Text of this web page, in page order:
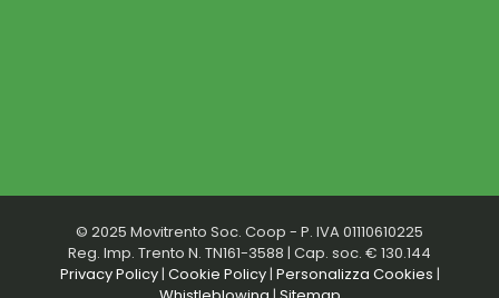
© 2025 Movitrento Soc. Coop - P. IVA 01110610225
Reg. Imp. Trento N. TN161-3588 | Cap. soc. € 130.144
Privacy Policy| Cookie Policy| Personalizza Cookies |